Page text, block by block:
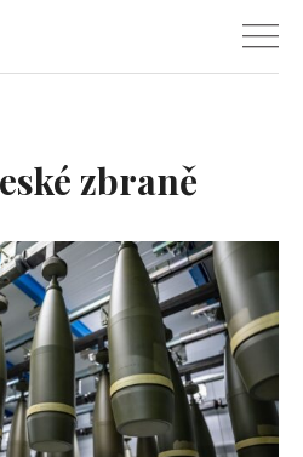
zbraně